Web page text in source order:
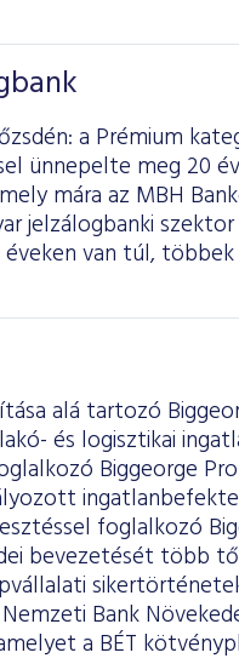
a Prémium
ünnepelte meg 20
mára az MBH
jelzálogbanki
van túl,
alá tartozó
és logisztikai
Biggeorge
foglalkozó
bevezetését több
Bank
a BÉT